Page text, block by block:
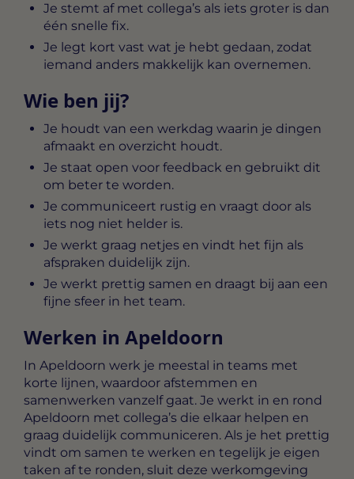
Je stemt af met collega’s als iets groter is dan
één snelle fix.
Je legt kort vast wat je hebt gedaan, zodat
iemand anders makkelijk kan overnemen.
Wie ben jij?
Je houdt van een werkdag waarin je dingen
afmaakt en overzicht houdt.
Je staat open voor feedback en gebruikt dit
om beter te worden.
Je communiceert rustig en vraagt door als
iets nog niet helder is.
Je werkt graag netjes en vindt het fijn als
afspraken duidelijk zijn.
Je werkt prettig samen en draagt bij aan een
fijne sfeer in het team.
Werken in Apeldoorn
In Apeldoorn werk je meestal in teams met
korte lijnen, waardoor afstemmen en
samenwerken vanzelf gaat. Je werkt in en rond
Apeldoorn met collega’s die elkaar helpen en
graag duidelijk communiceren. Als je het prettig
vindt om samen te werken en tegelijk je eigen
taken af te ronden, sluit deze werkomgeving